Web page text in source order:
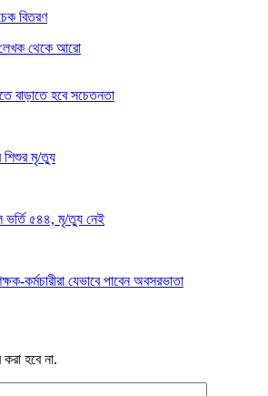
বিতরণ
থেকে আরো
বাড়াতে হবে সচেতনতা
শিশুর মৃ/ত্যু
ভর্তি ৫৪৪, মৃ/ত্যু নেই
কর্মচারীরা যেভাবে পাবেন অবসরভাতা
হবে না.